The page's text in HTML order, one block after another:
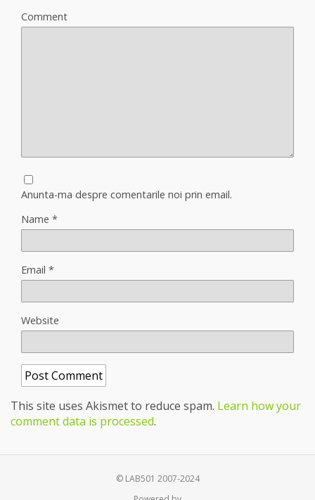
Comment
Anunta-ma despre comentarile noi prin email.
Name *
Email *
Website
This site uses Akismet to reduce spam. Learn how your
comment data is processed.
© LAB501 2007-2024